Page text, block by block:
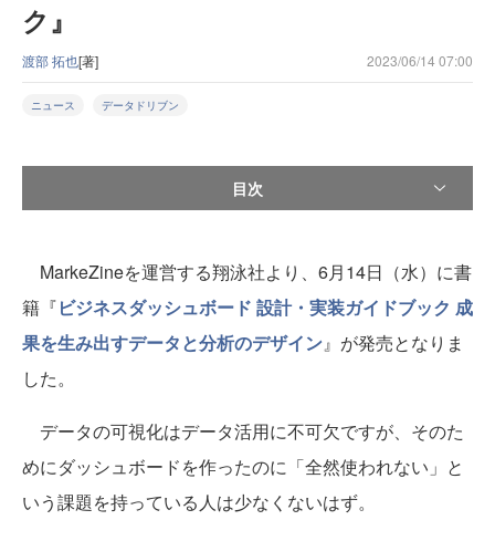
ク』
渡部 拓也[著] 2023/06/14 07:00
ニュース データドリブン
目次
MarkeZineを運営する翔泳社より、6月14日（水）に書
籍『ビジネスダッシュボード 設計・実装ガイドブック 成
果を生み出すデータと分析のデザイン』が発売となりま
した。
データの可視化はデータ活用に不可欠ですが、そのた
めにダッシュボードを作ったのに「全然使われない」と
いう課題を持っている人は少なくないはず。